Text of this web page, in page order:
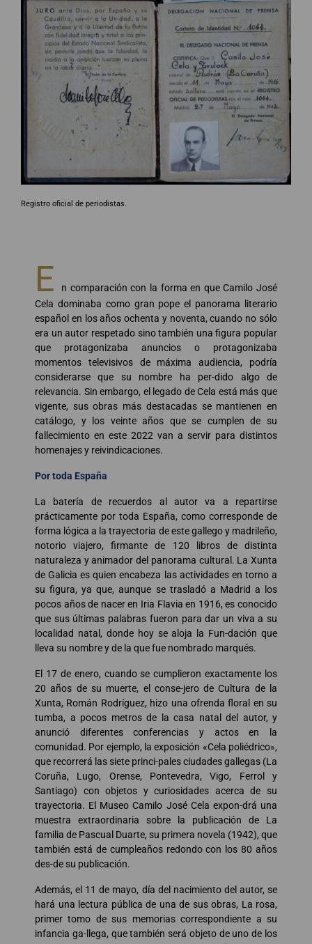
Registro oficial de periodistas.
E
n comparación con la forma en que Camilo José
Cela dominaba como gran pope el panorama literario
español en los años ochenta y noventa, cuando no sólo
era un autor respetado sino también una figura popular
que protagonizaba anuncios o protagonizaba
momentos televisivos de máxima audiencia, podría
considerarse que su nombre ha per-dido algo de
relevancia. Sin embargo, el legado de Cela está más que
vigente, sus obras más destacadas se mantienen en
catálogo, y los veinte años que se cumplen de su
fallecimiento en este 2022 van a servir para distintos
homenajes y reivindicaciones.
Por toda España
La batería de recuerdos al autor va a repartirse
prácticamente por toda España, como corresponde de
forma lógica a la trayectoria de este gallego y madrileño,
notorio viajero, firmante de 120 libros de distinta
naturaleza y animador del panorama cultural. La Xunta
de Galicia es quien encabeza las actividades en torno a
su figura, ya que, aunque se trasladó a Madrid a los
pocos años de nacer en Iria Flavia en 1916, es conocido
que sus últimas palabras fueron para dar un viva a su
localidad natal, donde hoy se aloja la Fun-dación que
lleva su nombre y de la que fue nombrado marqués.
El 17 de enero, cuando se cumplieron exactamente los
20 años de su muerte, el conse-jero de Cultura de la
Xunta, Román Rodríguez, hizo una ofrenda floral en su
tumba, a pocos metros de la casa natal del autor, y
anunció diferentes conferencias y actos en la
comunidad. Por ejemplo, la exposición «Cela poliédrico»,
que recorrerá las siete princi-pales ciudades gallegas (La
Coruña, Lugo, Orense, Pontevedra, Vigo, Ferrol y
Santiago) con objetos y curiosidades acerca de su
trayectoria. El Museo Camilo José Cela expon-drá una
muestra extraordinaria sobre la publicación de La
familia de Pascual Duarte, su primera novela (1942), que
también está de cumpleaños redondo con los 80 años
des-de su publicación.
Además, el 11 de mayo, día del nacimiento del autor, se
hará una lectura pública de una de sus obras, La rosa,
primer tomo de sus memorias correspondiente a su
infancia ga-llega, que también será objeto de uno de los